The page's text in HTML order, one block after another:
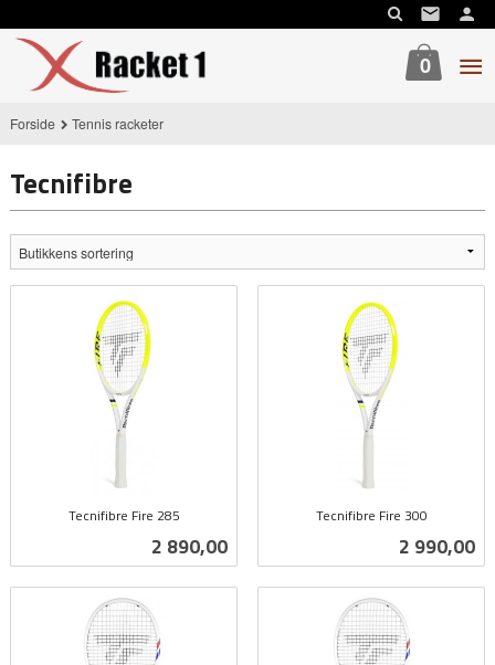
til
innholdet
0
Forside Tennis racketer
Tecnifibre
Tecnifibre Fire 285
Pris
2 890,00
Tecnifibre Fire 300
Pris
2 990,00